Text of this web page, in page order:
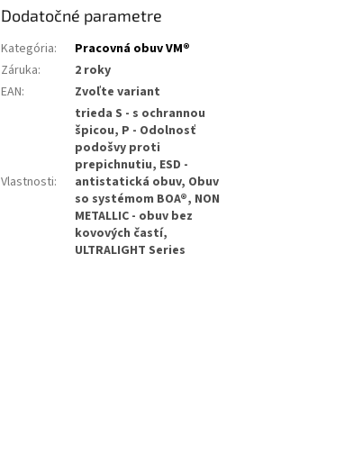
Dodatočné parametre
Kategória:
Pracovná obuv VM®
Záruka:
2 roky
EAN: Zvoľte variant
Vlastnosti:
trieda S - s ochrannou
špicou, P - Odolnosť
podošvy proti
prepichnutiu, ESD -
antistatická obuv, Obuv
so systémom BOA®, NON
METALLIC - obuv bez
kovových častí,
ULTRALIGHT Series